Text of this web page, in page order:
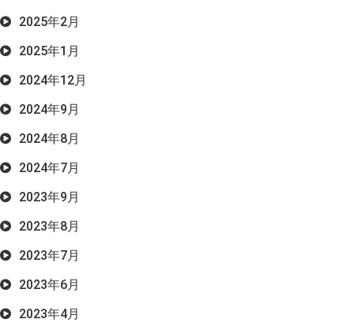
2025年2月
2025年1月
2024年12月
2024年9月
2024年8月
2024年7月
2023年9月
2023年8月
2023年7月
2023年6月
2023年4月